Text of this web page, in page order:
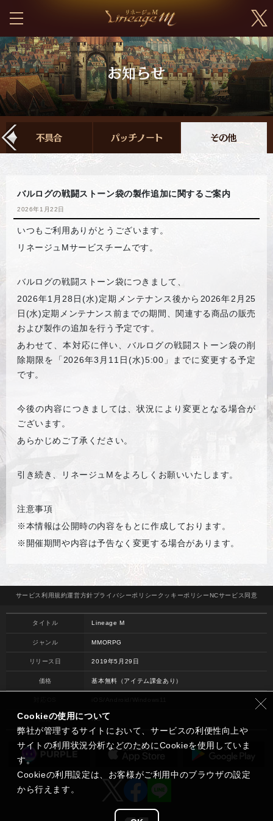
バルログの戦闘ストーン袋の製作追加に関するご案内
2026年1月22日
いつもご利用ありがとうございます。
リネージュMサービスチームです。
バルログの戦闘ストーン袋につきまして、
2026年1月28日(水)定期メンテナンス後から2026年2月25
日(水)定期メンテナンス前までの期間、関連する商品の販売
および製作の追加を行う予定です。
あわせて、本対応に伴い、バルログの戦闘ストーン袋の削
除期限を「2026年3月11日(水)5:00」までに変更する予定
です。
今後の内容につきましては、状況により変更となる場合が
ございます。
あらかじめご了承ください。
引き続き、リネージュMをよろしくお願いいたします。
注意事項
※本情報は公開時の内容をもとに作成しております。
※開催期間や内容は予告なく変更する場合があります。
サービス 利用規約運営方針プライバシーポリシー クッキーポリシーNCサービス 同意
タイトル Lineage M
ジャンル MMORPG
リリース日 2019年5月29日
価格 基本無料（アイテム課金あり）
開発 NC
Cookieの使用について
弊社が管理するサイトにおいて、サービスの利便性向上や
サイトの利用状況分析などのためにCookieを使用していま
す。
Cookieの利用設定は、お客様がご利用中のブラウザの設定
から行えます。